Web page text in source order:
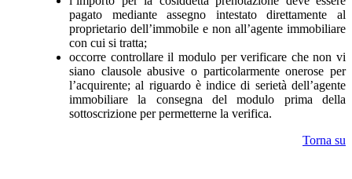
pagato mediante assegno intestato direttamente al
proprietario dell’immobile e non all’agente immobiliare
con cui si tratta;
occorre controllare il modulo per verificare che non vi
siano clausole abusive o particolarmente onerose per
l’acquirente; al riguardo è indice di serietà dell’agente
immobiliare la consegna del modulo prima della
sottoscrizione per permetterne la verifica.
Torna su